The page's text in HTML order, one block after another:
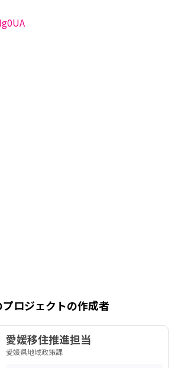
プロジェクトの作成者
愛媛移住推進担当
愛媛県地域政策課